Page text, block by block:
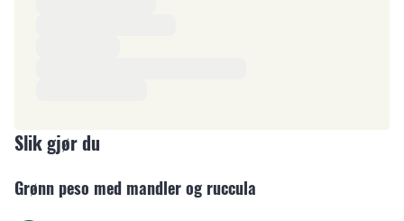
Slik gjør du
Grønn peso med mandler og ruccula